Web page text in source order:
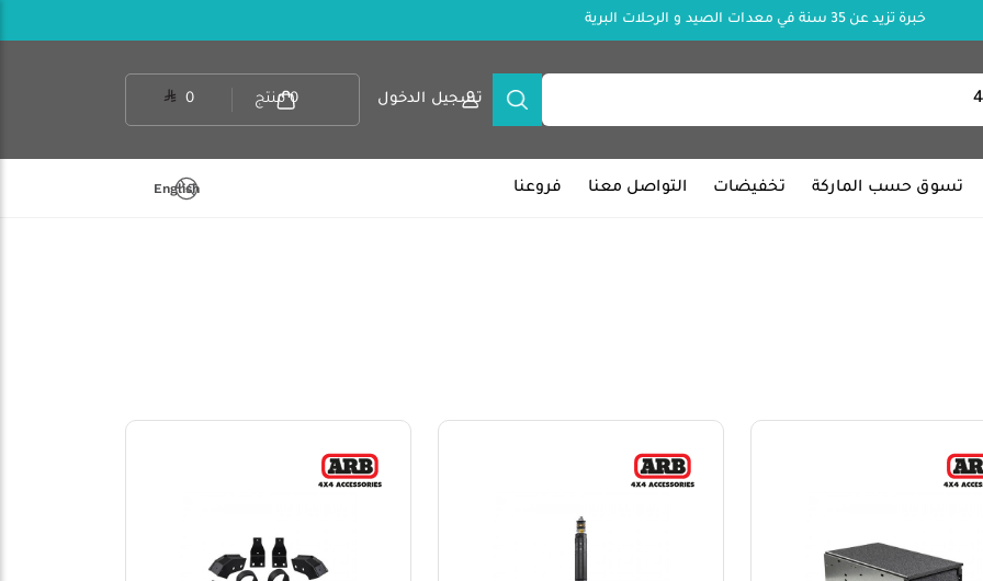
خبرة تزيد عن 35 سنة في معدات الصيد و الرحلات البرية
تسجيل الدخول 0 منتج 0
تسوق حسب الماركة تخفيضات التواصل معنا فروعنا English